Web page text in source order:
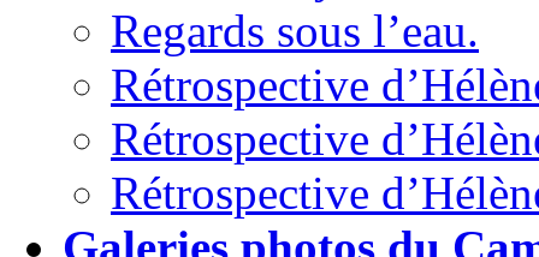
Regards sous l’eau.
Rétrospective
Rétrospective
Rétrospective